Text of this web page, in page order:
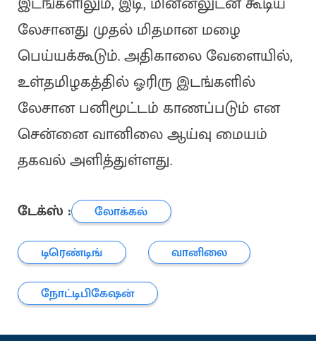
லேசானது முதல் மிதமான மழை
பெய்யக்கூடும். அதிகாலை வேளையில்,
உள்தமிழகத்தில் ஓரிரு இடங்களில்
லேசான பனிமூட்டம் காணப்படும் என
சென்னை வானிலை ஆய்வு மையம்
தகவல் அளித்துள்ளது.
டேக்ஸ் :
லோக்கல்
டிரெண்டிங்
வானிலை
நோட்டிபிகேஷன்